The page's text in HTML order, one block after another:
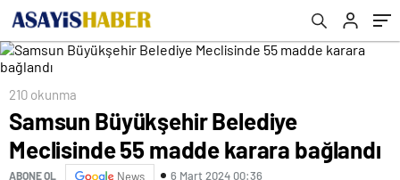
210 okunma
Samsun Büyükşehir Belediye
Meclisinde 55 madde karara bağlandı
ABONE OL News 6 Mart 2024 00:36